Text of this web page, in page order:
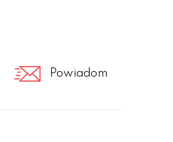
Powiadom